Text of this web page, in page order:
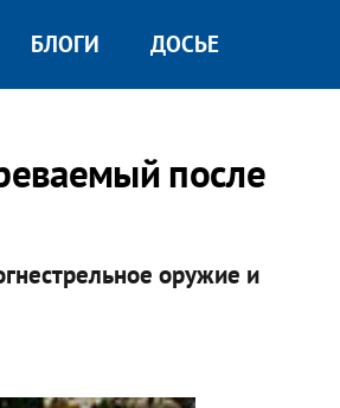
БЛОГИ ДОСЬЕ
после
оружие и